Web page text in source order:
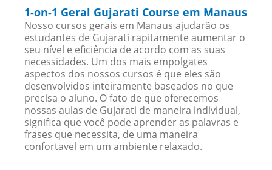
1-on-1 Geral Gujarati Course em Manaus
Nosso cursos gerais em Manaus ajudarão os
estudantes de Gujarati rapitamente aumentar o
seu nível e eficiência de acordo com as suas
necessidades. Um dos mais empolgates
aspectos dos nossos cursos é que eles são
desenvolvidos inteiramente baseados no que
precisa o aluno. O fato de que oferecemos
nossas aulas de Gujarati de maneira individual,
significa que você pode aprender as palavras e
frases que necessita, de uma maneira
confortavel em um ambiente relaxado.